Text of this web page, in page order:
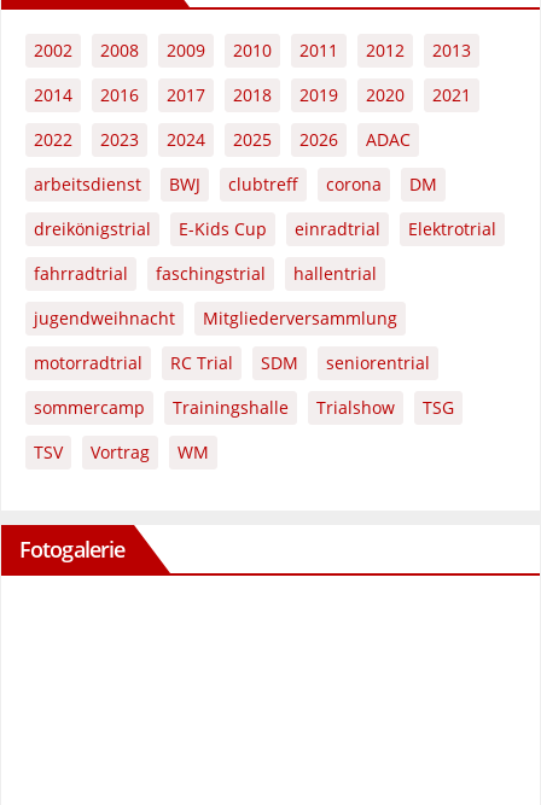
2002 2008 2009 2010 2011 2012
2013
2014
2016 2017 2018 2019 2020
2021
2022
2023 2024 2025 2026
ADAC
arbeitsdienst
BWJ clubtreff corona
DM
dreikönigstrial
E-Kids Cup einradtrial
Elektrotrial
fahrradtrial
faschingstrial
hallentrial
jugendweihnacht
Mitgliederversammlung
motorradtrial
RC Trial SDM
seniorentrial
sommercamp
Trainingshalle Trialshow
TSG
TSV
Vortrag WM
Fotogalerie